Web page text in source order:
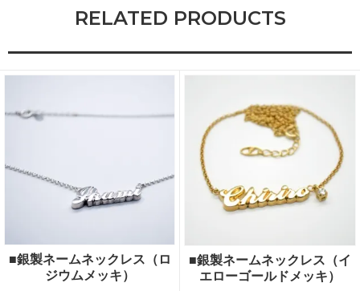
RELATED PRODUCTS
■銀製ネームネックレス（ロ
ジウムメッキ）
■銀製ネームネックレス（イ
エローゴールドメッキ）